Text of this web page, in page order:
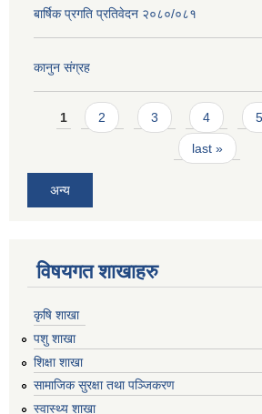
बार्षिक प्रगति प्रतिवेदन २०८०/०८१
कानुन संग्रह
Pages
1 2 3 4 5
last »
अन्य
विषयगत शाखाहरु
कृषि शाखा
पशु शाखा
शिक्षा शाखा
सामाजिक सुरक्षा तथा पञ्जिकरण
स्वास्थ्य शाखा